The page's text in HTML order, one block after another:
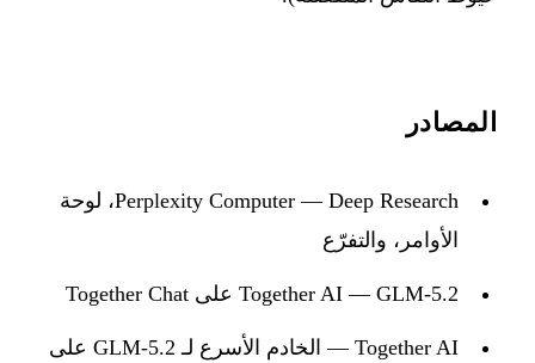
المصادر
Perplexity Computer — Deep Research، لوحة
الأوامر، والتفرّع
Together AI — GLM-5.2 على Together Chat
Together AI — الخادم الأسرع لـ GLM-5.2 على